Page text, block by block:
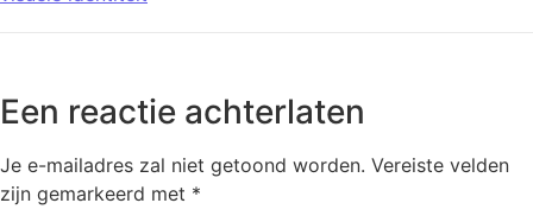
Een reactie achterlaten
Je e-mailadres zal niet getoond worden. Vereiste velden
zijn gemarkeerd met *